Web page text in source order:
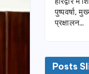
पुष्पवर्षा,
प्रक्षालन…
Posts